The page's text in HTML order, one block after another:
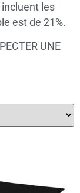
les
est de 21%.
UNE